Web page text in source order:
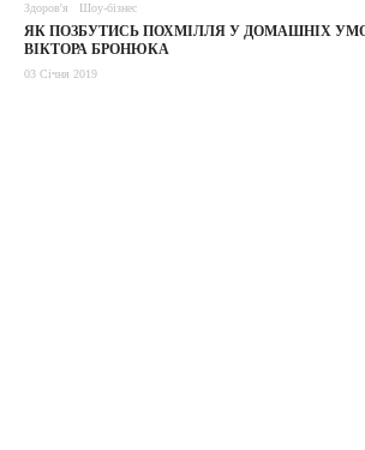
Здоров'я Шоу-бізнес
ЯК ПОЗБУТИСЬ ПОХМІЛЛЯ У ДОМАШНІХ
ВІКТОРА БРОНЮКА
03 Січня 2019